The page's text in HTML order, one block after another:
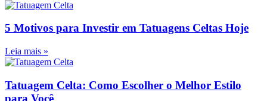
5 Motivos para Investir em Tatuagens Celtas Hoje
Leia mais »
Tatuagem Celta: Como Escolher o Melhor Estilo
para Você